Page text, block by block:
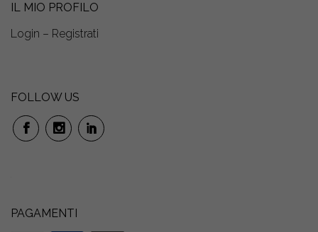
IL MIO PROFILO
Login – Registrati
FOLLOW US
PAGAMENTI